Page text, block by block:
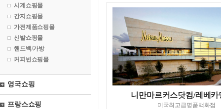
시계쇼핑몰
간지쇼핑몰
가전제품쇼핑몰
신발쇼핑몰
핸드백/가방
커피빈쇼핑몰
영국쇼핑
프랑스쇼핑
니만마르커스닷컴/레베카
미국최고급명품백화점